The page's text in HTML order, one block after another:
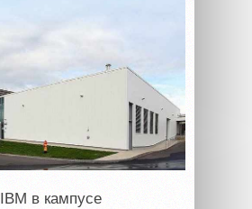
IBM в кампусе